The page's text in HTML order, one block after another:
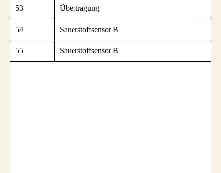
53 Übertragung
54 Sauerstoffsensor B
55 Sauerstoffsensor B